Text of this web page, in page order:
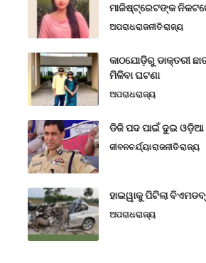
ମାଜିଷ୍ଟ୍ରେଟଙ୍କ
ଅପରାଧରାଜନୀତିରାଜ୍ୟ
କାଠଯୋଡ଼ିରୁ ଡାକ୍ତରୀ
ମିଳିବା ଘଟଣା
ଅପରାଧରାଜ୍ୟ
ଡିଜି ପଦ ପାଇଁ ଦୁଇ
ଜୀବନଚର୍ଯ୍ୟାରାଜନୀତିରାଜ୍ୟ
ହାଇୱାକୁ ପିଟିଲା
ଅପରାଧରାଜ୍ୟ